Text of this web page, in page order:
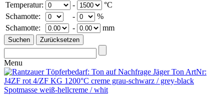
Temperatur:
-
°C
Schamotte:
-
%
Schamotte:
- mm
Menu